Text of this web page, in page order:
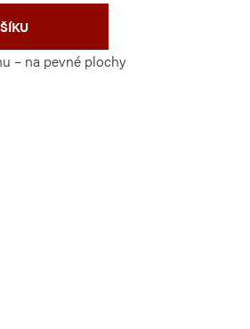
– na pevné plochy